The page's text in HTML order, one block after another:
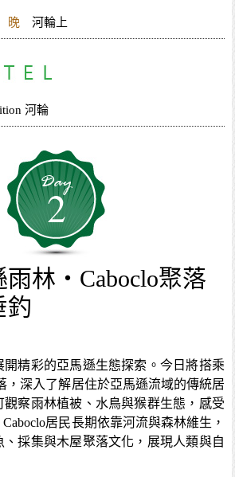
晚 河輪上
河輪
2
林・Caboclo聚落
釣
精彩的亞馬遜生態探索。今日將搭乘
，深入了解居住於亞馬遜流域的傳統居
觀察雨林植被、水鳥與猴群生態，感受
居民長期依靠河流與森林維生，
、採集與木屋聚落文化，展現人類與自